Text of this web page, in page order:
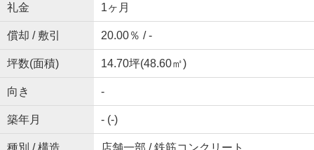
礼金 1ヶ月
償却 / 敷引 20.00％ / -
坪数(面積) 14.70坪(48.60㎡)
向き -
築年月 - (-)
種別 / 構造 店舗一部 / 鉄筋コンクリート